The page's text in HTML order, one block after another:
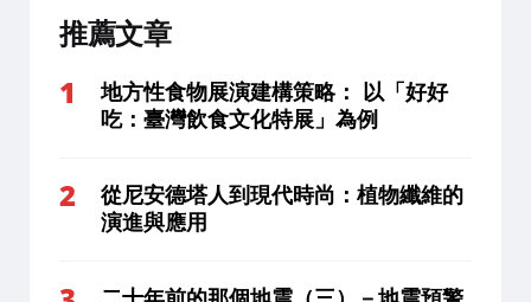
推薦文章
地方性食物展演建構策略： 以「好好
吃：臺灣飲食文化特展」為例
從尼安德塔人到現代時尚：植物纖維的
演進與應用